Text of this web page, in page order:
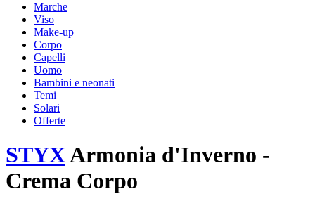
Marche
Viso
Make-up
Corpo
Capelli
Uomo
Bambini e neonati
Temi
Solari
Offerte
STYXArmonia d'Inverno -
Crema Corpo